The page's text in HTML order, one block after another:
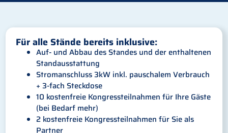
Für alle Stände bereits inklusive:
Auf- und Abbau des Standes und der enthaltenen
Standausstattung
Stromanschluss 3kW inkl. pauschalem Verbrauch
+ 3-fach Steckdose
10 kostenfreie Kongressteilnahmen für Ihre Gäste
(bei Bedarf mehr)
2 kostenfreie Kongressteilnahmen für Sie als
Partner